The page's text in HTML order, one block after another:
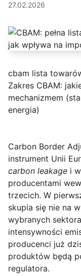
27.02.2026
cbam lista
Zakres CBAM:
mechanizmem
energia)
Carbon Border
instrument Unii
carbon leakage i
producentami
trzecich. W
skupia się nie na
wybranych
intensywności
producenci już
produktów będą
regulatora.